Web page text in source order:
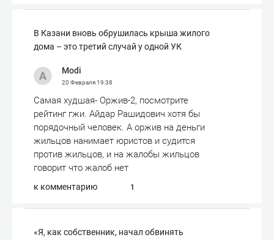
В Казани вновь обрушилась крыша жилого
дома – это третий случай у одной УК
Modi
20 Февраля19:38
Самая худшая- Оржив-2, посмотрите
рейтинг гжи. Айдар Рашидович хотя бы
порядочный человек. А оржив на деньги
жильцов нанимает юристов и судится
против жильцов, и на жалобы жильцов
говорит что жалоб нет
к комментарию 1
«Я, как собственник, начал обвинять